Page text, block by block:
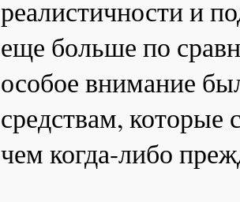
реалистичности и
еще больше по
особое внимание
средствам, которые
чем когда-либо